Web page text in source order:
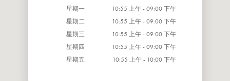
星期一
10:55 上午 - 09:00 下午
星期二
10:55 上午 - 09:00 下午
星期三
10:55 上午 - 09:00 下午
星期四
10:55 上午 - 09:00 下午
星期五
10:55 上午 - 10:00 下午